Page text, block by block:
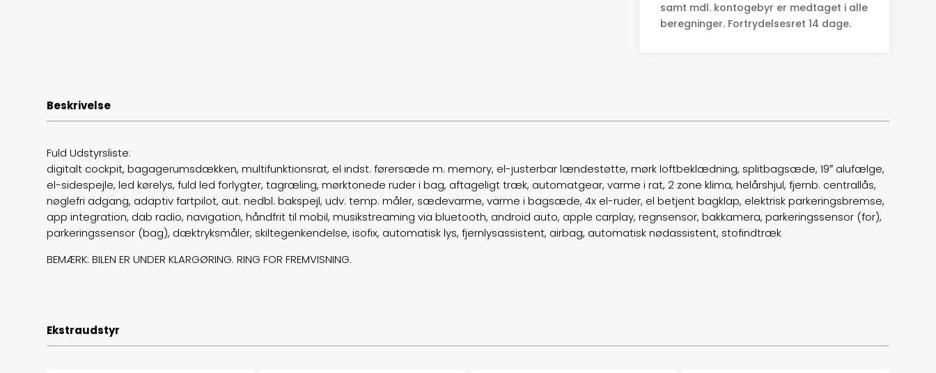
Drivmiddel
Bredde 187
Lasteevne 522
Trækhjul
samt mdl. kontogebyr er medtaget i alle
beregninger. Fortrydelsesret 14 dage.
Beskrivelse
Fuld Udstyrsliste:
digitalt cockpit, bagagerumsdækken, multifunktionsrat, el indst. førersæde m. memory, el-justerbar lændestøtte, mørk loftbeklædning, splitbagsæde, 19″ alufælge,
el-sidespejle, led kørelys, fuld led forlygter, tagræling, mørktonede ruder i bag, aftageligt træk, automatgear, varme i rat, 2 zone klima, helårshjul, fjernb. centrallås,
nøglefri adgang, adaptiv fartpilot, aut. nedbl. bakspejl, udv. temp. måler, sædevarme, varme i bagsæde, 4x el-ruder, el betjent bagklap, elektrisk parkeringsbremse,
app integration, dab radio, navigation, håndfrit til mobil, musikstreaming via bluetooth, android auto, apple carplay, regnsensor, bakkamera, parkeringssensor (for),
parkeringssensor (bag), dæktryksmåler, skiltegenkendelse, isofix, automatisk lys, fjernlysassistent, airbag, automatisk nødassistent, stofindtræk
BEMÆRK: BILEN ER UNDER KLARGØRING. RING FOR FREMVISNING.
Ekstraudstyr